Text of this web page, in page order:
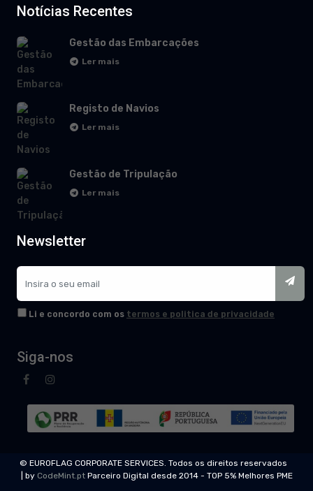
Notícias Recentes
Gestão das Embarcações
Ler mais
Registo de Navios
Ler mais
Gestão de Tripulação
Ler mais
Newsletter
Li e concordo com os termos e politica de privacidade
Siga-nos
© EUROFLAG CORPORATE SERVICES. Todos os direitos reservados
| by CodeMint.ptParceiro Digital desde 2014 - TOP 5% Melhores PME